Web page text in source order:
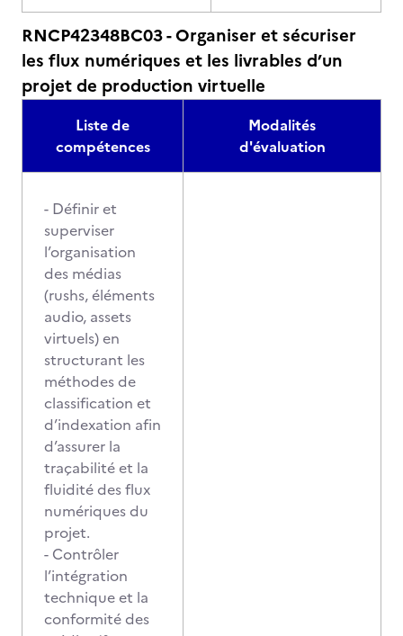
RNCP42348BC03 - Organiser et sécuriser
les flux numériques et les livrables d’un
projet de production virtuelle
Liste de
compétences
Modalités
d'évaluation
- Définir et
superviser
l’organisation
des médias
(rushs, éléments
audio, assets
virtuels) en
structurant les
méthodes de
classification et
d’indexation afin
d’assurer la
traçabilité et la
fluidité des flux
numériques du
projet.
- Contrôler
l’intégration
technique et la
conformité des